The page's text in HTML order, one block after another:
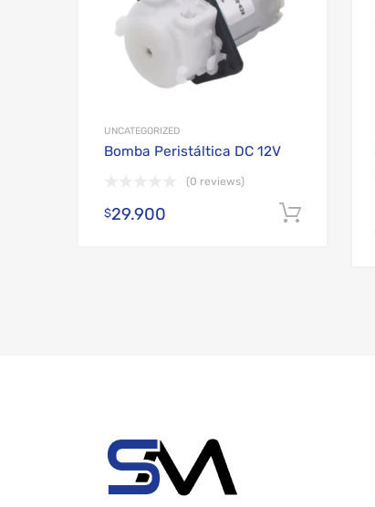
UNCATEGORIZED
Bomba Peristáltica DC 12V
(0 reviews)
$29.900